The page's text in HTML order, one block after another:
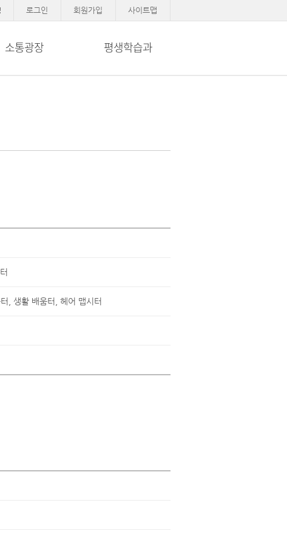
로그인 회원가입 사이트맵
소통광장 평생학습과
, 생활 배움터, 헤어 맵시터